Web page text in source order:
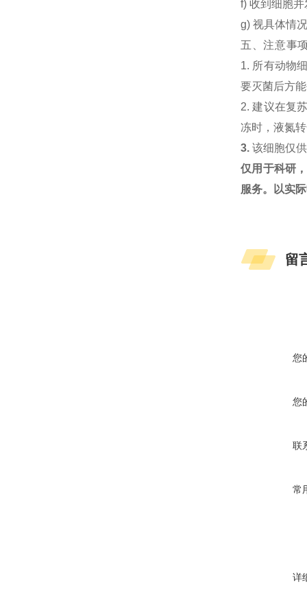
f) 收到细胞
g) 视具体情
五、注意事
1. 所有动物
要灭菌后方
2. 建议在复
冻时，液氮
3.该细胞仅
仅用于科研
服务。以实
留
您
您
联
常
详